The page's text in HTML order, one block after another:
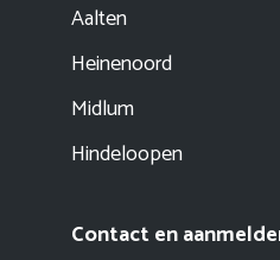
Aalten
Heinenoord
Midlum
Hindeloopen
Contact en